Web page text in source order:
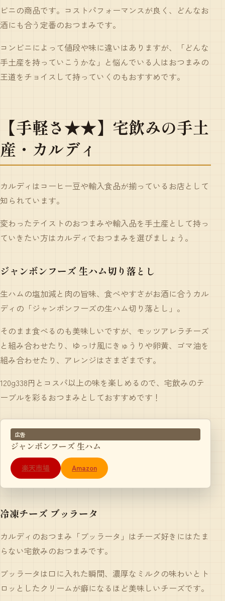
ビニの商品です。コストパフォーマンスが良く、どんなお
酒にも合う定番のおつまみです。
コンビニによって値段や味に違いはありますが、「どんな
手土産を持っていこうかな」と悩んでいる人はおつまみの
王道をチョイスして持っていくのもおすすめです。
【手軽さ★★】宅飲みの手土
産・カルディ
カルディはコーヒー豆や輸入食品が揃っているお店として
知られています。
変わったテイストのおつまみや輸入品を手土産として持っ
ていきたい方はカルディでおつまみを選びましょう。
ジャンボンフーズ 生ハム切り落とし
生ハムの塩加減と肉の旨味、食べやすさがお酒に合うカル
ディの「ジャンボン フーズの生ハム切り落とし 」。
そのまま食べるのも美味しいですが、モッツアレラチーズ
と組み合わせたり、ゆっけ風にきゅうりや卵黄、ゴマ油を
組み合わせたり、アレンジはさまざまです。
120g338円とコスパ以上の味を楽しめるので、宅飲みのテ
ーブルを彩るおつまみとしておすすめです！
広告
ジャンボンフーズ 生ハム
楽天市場 Amazon
冷凍チーズ ブッラータ
カルディのおつまみ「ブッラータ 」はチーズ好きにはたま
らない宅飲みのおつまみです。
ブッラータは口に入れた瞬間、濃厚なミルクの味わいとト
ロッとしたクリームが癖になるほど美味しいチーズです。